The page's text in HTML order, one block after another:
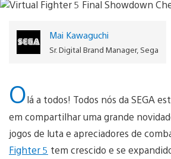
Mai Kawaguchi
Sr. Digital Brand Manager, Sega
Olá a todos! Todos nós da SEGA
em compartilhar uma grande
jogos de luta e apreciadores de
Fighter 5 tem crescido e se